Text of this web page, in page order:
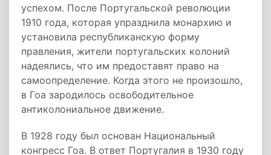
успехом. После Португальской революции
1910 года, которая упразднила монархию и
установила республиканскую форму
правления, жители португальских колоний
надеялись, что им предоставят право на
самоопределение. Когда этого не произошло,
в Гоа зародилось освободительное
антиколониальное движение.
В 1928 году был основан Национальный
конгресс Гоа. В ответ Португалия в 1930 году